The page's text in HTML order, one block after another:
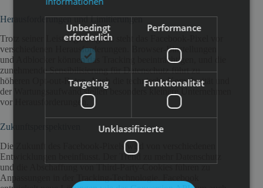
Herausforderungen und Limitierungen
Trotz seiner Leistungsfähigkeit steht das Facebook-Pixel vor
verschiedenen Herausforderungen. Browser-Einstellungen
und Adblocker können das Tracking beeinträchtigen, und die
zunehmende Sensibilisierung für Datenschutz führt zu
höheren Opt-out-Raten. Auch die technische Komplexität und
der Wartungsaufwand stellen besonders kleinere Unternehmen
vor Herausforderungen.
Zukunftsperspektiven
Die Zukunft des Facebook-Pixels wird von verschiedenen
Entwicklungen beeinflusst. Der Trend zu mehr Datenschutz
und die Abschaffung von Third-Party-Cookies führen zu
Anpassungen in der Tracking-Technologie. Facebook
Unbedingt
erforderlich
Performance
Targeting Funktionalität
Unklassifizierte